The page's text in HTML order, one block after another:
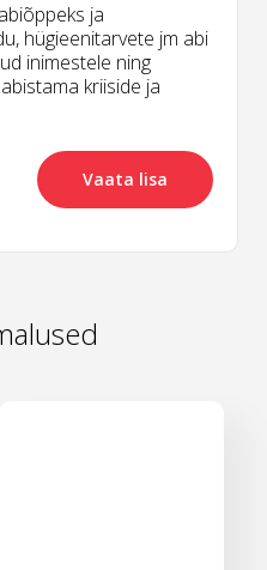
ja
hügieenitarvete jm abi
inimestele ning
kriiside ja
Vaata lisa